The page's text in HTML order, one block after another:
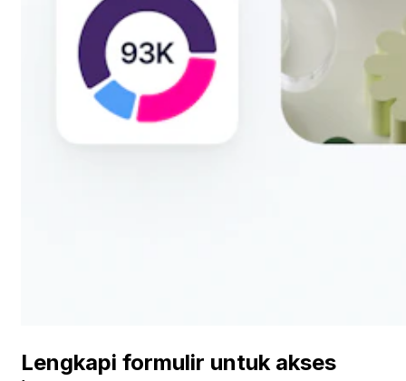
Lengkapi formulir untuk akses